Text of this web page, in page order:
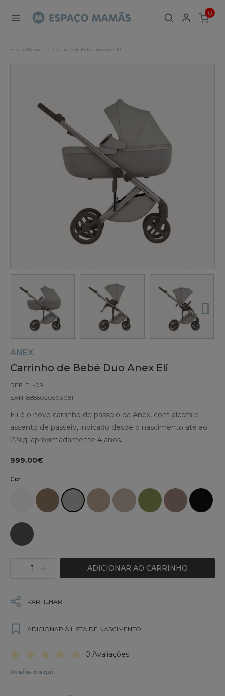
0
ITEMS
Espaço Mamãs Carrinho de Bebé Duo Anex Eli
ANEX
Carrinho de Bebé Duo Anex Eli
REF: EL-09
EAN: 8885020503081
Eli é o novo carrinho de passeio da Anex, com alcofa e
assento de passeio, indicado desde o nascimento até ao
22kg, aproximadamente 4 anos.
999.00€
Cor
ADICIONAR AO CARRINHO
PARTILHAR
ADICIONAR À LISTA DE NASCIMENTO
0 Avaliações
Avalia-o aqui